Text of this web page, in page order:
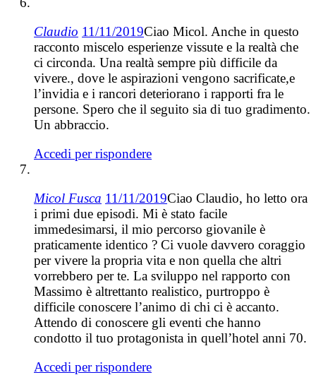
Claudio 11/11/2019Ciao Micol. Anche in questo
racconto miscelo esperienze vissute e la realtà che
ci circonda. Una realtà sempre più difficile da
vivere., dove le aspirazioni vengono sacrificate,e
l’invidia e i rancori deteriorano i rapporti fra le
persone. Spero che il seguito sia di tuo gradimento.
Un abbraccio.
Accedi per rispondere
Micol Fusca 11/11/2019Ciao Claudio, ho letto ora
i primi due episodi. Mi è stato facile
immedesimarsi, il mio percorso giovanile è
praticamente identico ? Ci vuole davvero coraggio
per vivere la propria vita e non quella che altri
vorrebbero per te. La sviluppo nel rapporto con
Massimo è altrettanto realistico, purtroppo è
difficile conoscere l’animo di chi ci è accanto.
Attendo di conoscere gli eventi che hanno
condotto il tuo protagonista in quell’hotel anni 70.
Accedi per rispondere